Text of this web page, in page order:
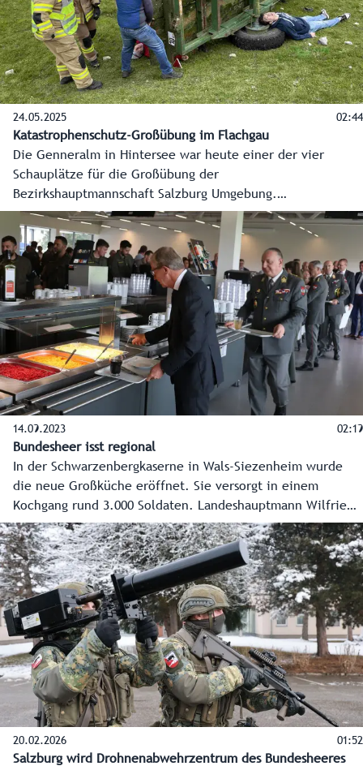
24.05.2025 02:44
Katastrophenschutz-Großübung im Flachgau
Die Genneralm in Hintersee war heute einer der vier
Schauplätze für die Großübung der
Bezirkshauptmannschaft Salzburg Umgebung.
Übungsannahme: Ein tragischer Unfall einer Polterrunde
mit vielen Verletzten und auch vermissten Personen. 300
Einsatzkräfte von der Polizei, Freiwilligen Feuerwehr, dem
Roten Kreuz, des Bundesheeres, der Berg-, Höhlen- und
Wasserrettung sowie Vertreter der Bezirkshauptmannschaft
Salzburg Umgebung waren an der Großübung beteiligt.
14.09.2023 02:19
Bundesheer isst regional
In der Schwarzenbergkaserne in Wals-Siezenheim wurde
die neue Großküche eröffnet. Sie versorgt in einem
Kochgang rund 3.000 Soldaten. Landeshauptmann Wilfried
Haslauer: "Ein wichtiger Schritt zur Verbesserung der
Infrastruktur für die Soldaten."
20.02.2026 01:52
Salzburg wird Drohnenabwehrzentrum des Bundesheeres